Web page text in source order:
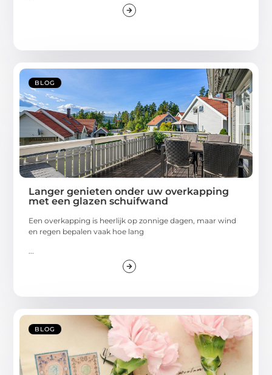
BLOG
Langer genieten onder uw overkapping
met een glazen schuifwand
Een overkapping is heerlijk op zonnige dagen, maar wind
en regen bepalen vaak hoe lang
BLOG